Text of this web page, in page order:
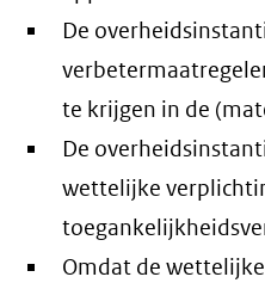
De
te krijgen in de
De
wettelijke
Omdat de